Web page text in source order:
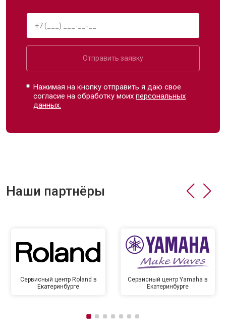
Отправить заявку
Нажимая на кнопку отправить я даю свое
согласие на обработку моихперсональных
данных.
Наши партнёры
Сервисный центр Roland в
Екатеринбурге
Сервисный центр Yamaha в
Екатеринбурге